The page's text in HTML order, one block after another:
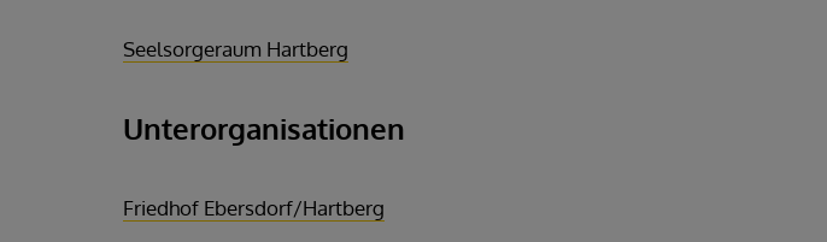
Seelsorgeraum Hartberg
Unterorganisationen
Friedhof Ebersdorf/Hartberg